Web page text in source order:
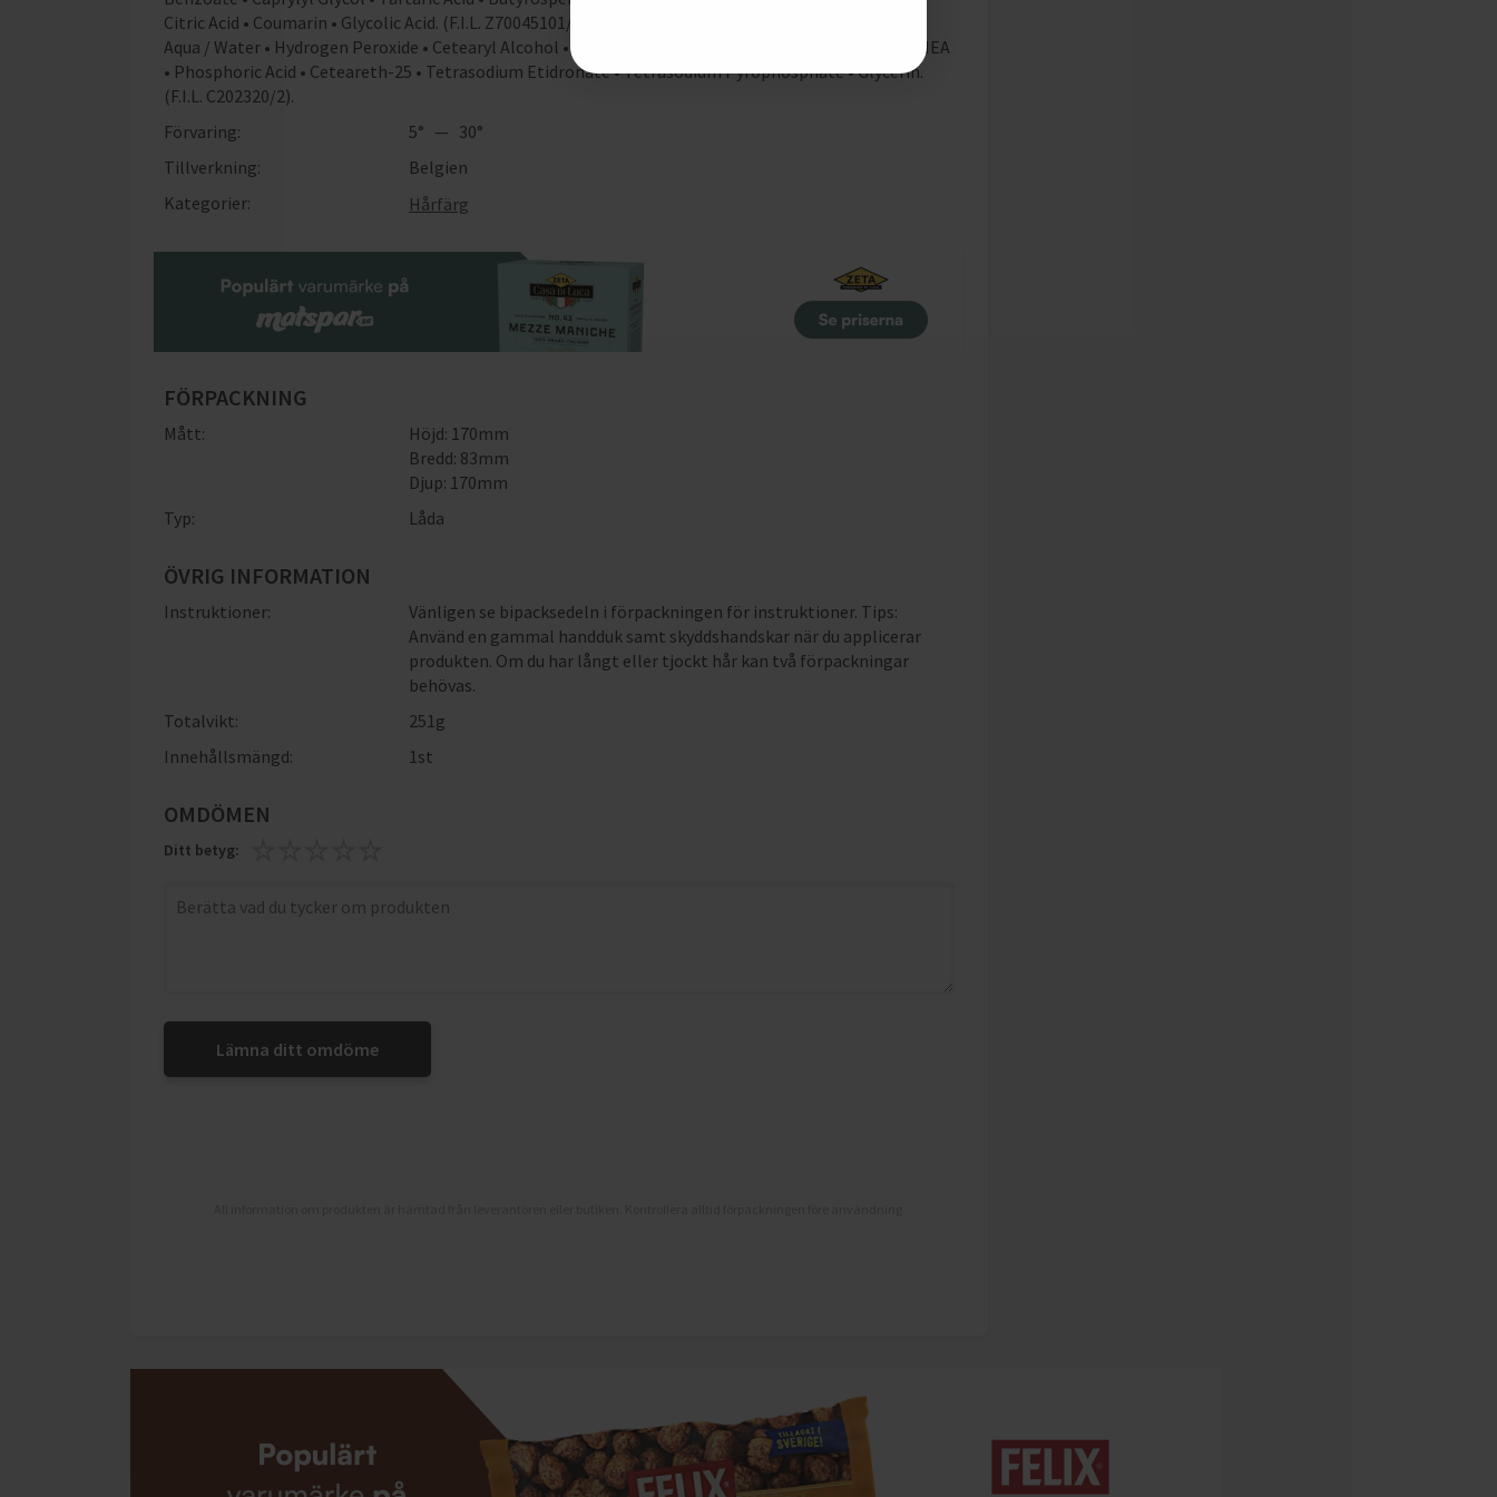
Citric Acid • Coumarin • Glycolic Acid. (F.I.L. Z70045101/1). 1190014 - Fremkalder/Framkallare/Kehite:
Aqua / Water • Hydrogen Peroxide • Cetearyl Alcohol • Sodium Salicylate • Trideceth-2 Carboxamide MEA
• Phosphoric Acid • Ceteareth-25 • Tetrasodium Etidronate • Tetrasodium Pyrophosphate • Glycerin.
(F.I.L. C202320/2).
Förvaring:
5° — 30°
Tillverkning:
Belgien
Kategorier:
Hårfärg
FÖRPACKNING
Mått:
Höjd: 170mm
Bredd: 83mm
Djup: 170mm
Typ:
Låda
ÖVRIG INFORMATION
Instruktioner:
Vänligen se bipacksedeln i förpackningen för instruktioner. Tips:
Använd en gammal handduk samt skyddshandskar när du applicerar
produkten. Om du har långt eller tjockt hår kan två förpackningar
behövas.
Totalvikt:
251g
Innehållsmängd:
1st
OMDÖMEN
Ditt betyg:
Lämna ditt omdöme